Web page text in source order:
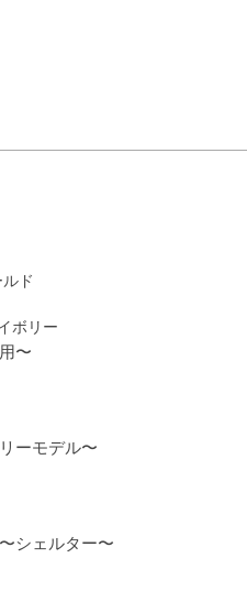
ド
ボリー
〜
ーモデル〜
シェルター〜